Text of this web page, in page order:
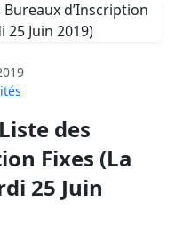
des
Fixes (La
25 Juin